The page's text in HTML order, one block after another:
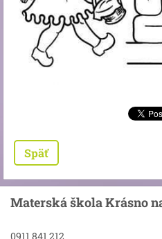
Späť
Materská škola Krásno
0911 841 212